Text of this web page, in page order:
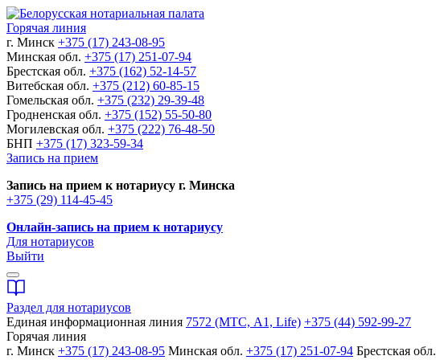
Горячая линия
г. Минск +375 (17) 243-08-95
Минская обл. +375 (17) 251-07-94
Брестская обл. +375 (162) 52-14-57
Витебская обл. +375 (212) 60-85-15
Гомельская обл. +375 (232) 29-39-48
Гродненская обл. +375 (152) 55-50-80
Могилевская обл. +375 (222) 76-48-50
БНП +375 (17) 323-59-34
Запись на прием
Запись на прием к нотариусу г. Минска
+375 (29) 114-45-45
Онлайн-запись на прием к нотариусу
Для нотариусов
Выйти
Раздел для нотариусов
Единая информационная линия 7572 (МТС, A1, Life) +375 (44) 592-99-27
Горячая линия
г. Минск +375 (17) 243-08-95 Минская обл. +375 (17) 251-07-94 Брестская обл.